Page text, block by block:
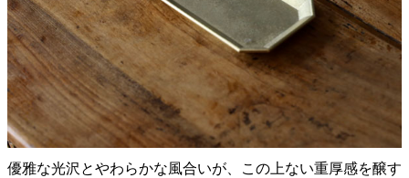
優雅な光沢とやわらかな風合いが、この上ない重厚感を醸す